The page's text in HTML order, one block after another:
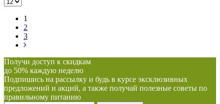
1
2
3
Получи доступ к скидкам
до 50% каждую неделю
Подпишись на рассылку и будь в курсе эксклюзивных
предложений и акций, а также получай полезные советы по
правильному питанию